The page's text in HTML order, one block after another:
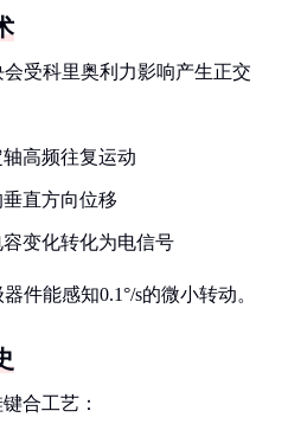
受科里奥利力影响产生正交
轴高频往复运动
垂直方向位移
容变化转化为电信号
件能感知0.1°/s的微小转动。
合工艺：